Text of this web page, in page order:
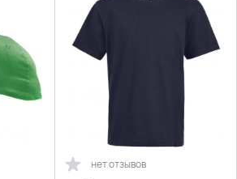
нет отзывов